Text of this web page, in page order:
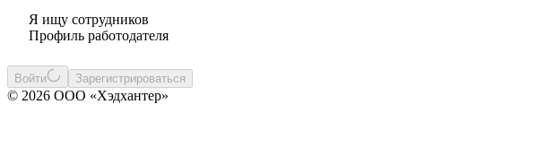
Я ищу сотрудников
Профиль работодателя
Войти Зарегистрироваться
© 2026 ООО «Хэдхантер»